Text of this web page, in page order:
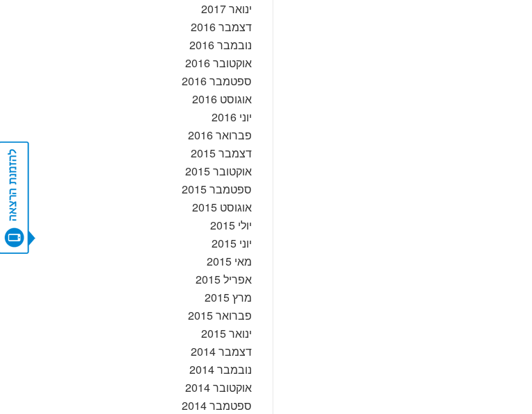
ינואר 2017
דצמבר 2016
נובמבר 2016
אוקטובר 2016
ספטמבר 2016
אוגוסט 2016
יוני 2016
פברואר 2016
דצמבר 2015
אוקטובר 2015
ספטמבר 2015
אוגוסט 2015
יולי 2015
יוני 2015
מאי 2015
אפריל 2015
מרץ 2015
פברואר 2015
ינואר 2015
דצמבר 2014
נובמבר 2014
אוקטובר 2014
ספטמבר 2014